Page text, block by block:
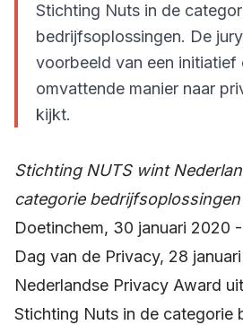
Stichting Nuts in de
bedrijfsoplossingen. De
voorbeeld van een initiatief
omvattende manier naar
kijkt.
Stichting NUTS wint
categorie bedrijfsoplossingen
Doetinchem, 30 januari 2020
Dag van de Privacy, 28
Nederlandse Privacy Award
Stichting Nuts in de categorie